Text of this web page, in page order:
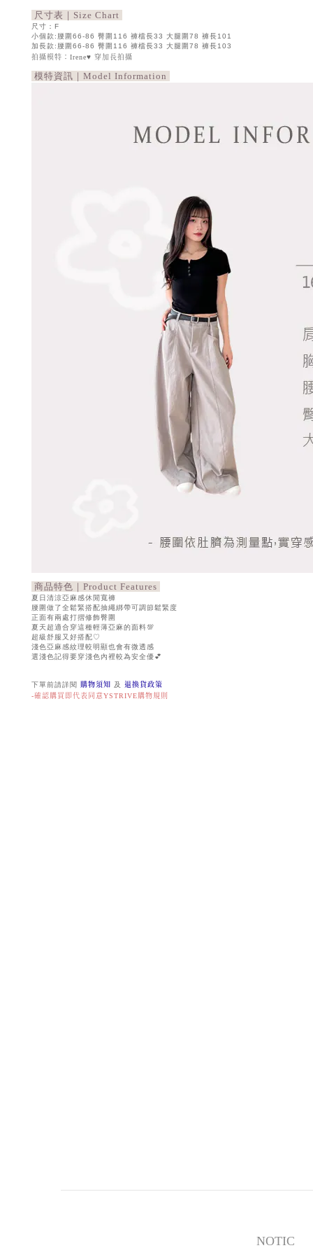
尺寸表｜Size Chart
尺寸：F
小個款:腰圍66-86 臀圍116 褲檔長33 大腿圍78 褲長101
加長款:腰圍66-86 臀圍116 褲檔長33 大腿圍78 褲長103
拍攝模特：Irene♥ 穿加長拍攝
模特資訊｜Model Information
商品特色｜Product Features
夏日清涼亞麻感休閒寬褲
腰圍做了全鬆緊搭配抽繩綁帶可調節鬆緊度
正面有兩處打摺修飾臀圍
夏天超適合穿這種輕薄亞麻的面料💯
超級舒服又好搭配♡
淺色亞麻感紋理較明顯也會有微透感
選淺色記得要穿淺色內裡較為安全優💕
下單前請詳閱 購物須知 及 退換貨政策
-確認購買即代表同意YSTRIVE購物規則
NOTIC